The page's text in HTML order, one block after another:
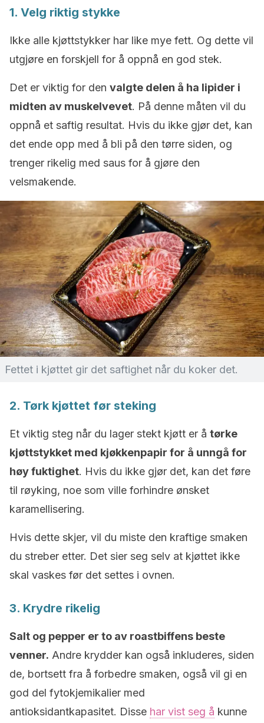
1. Velg riktig stykke
Ikke alle kjøttstykker har like mye fett. Og dette vil
utgjøre en forskjell for å oppnå en god stek.
Det er viktig for den valgte delen å ha lipider i
midten av muskelvevet. På denne måten vil du
oppnå et saftig resultat. Hvis du ikke gjør det, kan
det ende opp med å bli på den tørre siden, og
trenger rikelig med saus for å gjøre den
velsmakende.
Fettet i kjøttet gir det saftighet når du koker det.
2. Tørk kjøttet før steking
Et viktig steg når du lager stekt kjøtt er å tørke
kjøttstykket med kjøkkenpapir for å unngå for
høy fuktighet. Hvis du ikke gjør det, kan det føre
til røyking, noe som ville forhindre ønsket
karamellisering.
Hvis dette skjer, vil du miste den kraftige smaken
du streber etter. Det sier seg selv at kjøttet ikke
skal vaskes før det settes i ovnen.
3. Krydre rikelig
Salt og pepper er to av roastbiffens beste
venner. Andre krydder kan også inkluderes, siden
de, bortsett fra å forbedre smaken, også vil gi en
god del fytokjemikalier med
antioksidantkapasitet. Disse har vist seg å kunne